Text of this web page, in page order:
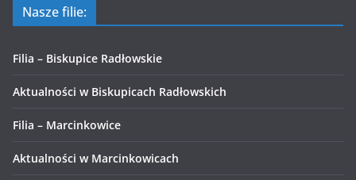
Nasze filie:
Filia – Biskupice Radłowskie
Aktualności w Biskupicach Radłowskich
Filia – Marcinkowice
Aktualności w Marcinkowicach